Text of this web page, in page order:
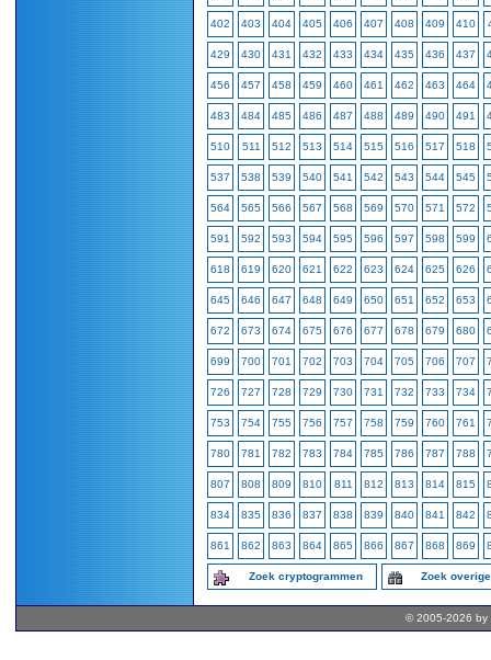
402 403 404 405 406 407 408 409 410
429 430 431 432 433 434 435 436 437
456 457 458 459 460 461 462 463 464
483 484 485 486 487 488 489 490 491
510 511 512 513 514 515 516 517 518
537 538 539 540 541 542 543 544 545
564 565 566 567 568 569 570 571 572
591 592 593 594 595 596 597 598 599
618 619 620 621 622 623 624 625 626
645 646 647 648 649 650 651 652 653
672 673 674 675 676 677 678 679 680
699 700 701 702 703 704 705 706 707
726 727 728 729 730 731 732 733 734
753 754 755 756 757 758 759 760 761
780 781 782 783 784 785 786 787 788
807 808 809 810 811 812 813 814 815
834 835 836 837 838 839 840 841 842
861 862 863 864 865 866 867 868 869
Zoek cryptogrammen Zoek
© 2005-2026 by